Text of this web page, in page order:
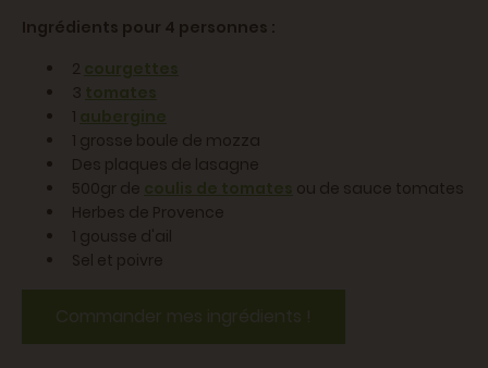
Ingrédients pour 4 personnes :
2 courgettes
3 tomates
1 aubergine
1 grosse boule de mozza
Des plaques de lasagne
500gr de coulis de tomates ou de sauce tomates
Herbes de Provence
1 gousse d'ail
Sel et poivre
Commander mes ingrédients !